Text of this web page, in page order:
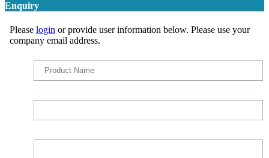
Enquiry
Please login or provide user information below. Please use your
company email address.